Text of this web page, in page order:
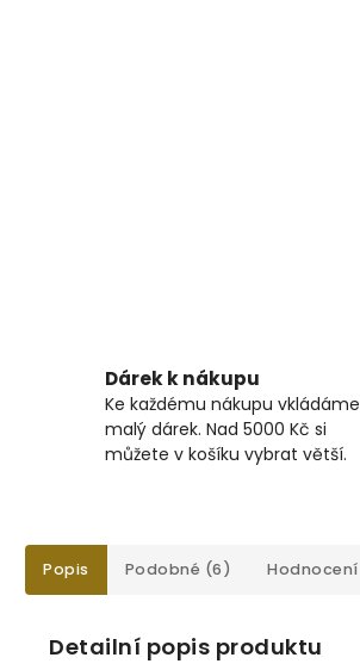
Dárek k nákupu
Ke každému nákupu vkládáme
malý dárek. Nad 5000 Kč si
můžete v košíku vybrat větší.
Popis Podobné (6) Hodnocení
Detailní popis produktu